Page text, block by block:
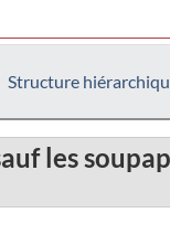
Structure
les